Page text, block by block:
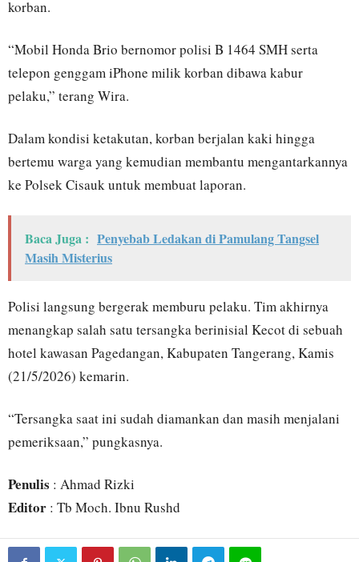
korban.
“Mobil Honda Brio bernomor polisi B 1464 SMH serta
telepon genggam iPhone milik korban dibawa kabur
pelaku,” terang Wira.
Dalam kondisi ketakutan, korban berjalan kaki hingga
bertemu warga yang kemudian membantu mengantarkannya
ke Polsek Cisauk untuk membuat laporan.
Baca Juga : Penyebab Ledakan di Pamulang Tangsel
Masih Misterius
Polisi langsung bergerak memburu pelaku. Tim akhirnya
menangkap salah satu tersangka berinisial Kecot di sebuah
hotel kawasan Pagedangan, Kabupaten Tangerang, Kamis
(21/5/2026) kemarin.
“Tersangka saat ini sudah diamankan dan masih menjalani
pemeriksaan,” pungkasnya.
Penulis : Ahmad Rizki
Editor : Tb Moch. Ibnu Rushd